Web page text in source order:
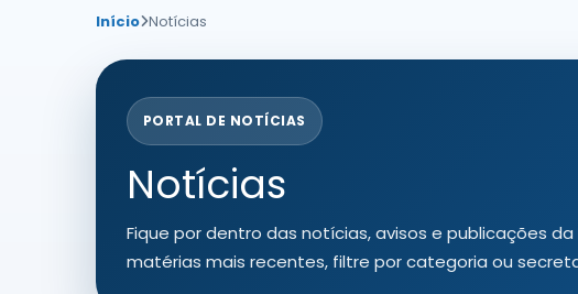
Início Notícias
PORTAL DE NOTÍCIAS
Notícias
Fique por dentro das notícias, avisos e publicações
matérias mais recentes, filtre por categoria ou